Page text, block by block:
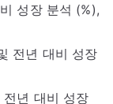
성장 분석 (%),
전년 대비 성장
년 대비 성장